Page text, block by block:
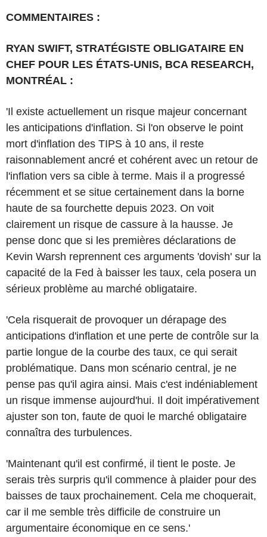
COMMENTAIRES :
RYAN SWIFT, STRATÉGISTE OBLIGATAIRE EN
CHEF POUR LES ÉTATS-UNIS, BCA RESEARCH,
MONTRÉAL :
'Il existe actuellement un risque majeur concernant
les anticipations d'inflation. Si l'on observe le point
mort d'inflation des TIPS à 10 ans, il reste
raisonnablement ancré et cohérent avec un retour de
l'inflation vers sa cible à terme. Mais il a progressé
récemment et se situe certainement dans la borne
haute de sa fourchette depuis 2023. On voit
clairement un risque de cassure à la hausse. Je
pense donc que si les premières déclarations de
Kevin Warsh reprennent ces arguments 'dovish' sur la
capacité de la Fed à baisser les taux, cela posera un
sérieux problème au marché obligataire.
'Cela risquerait de provoquer un dérapage des
anticipations d'inflation et une perte de contrôle sur la
partie longue de la courbe des taux, ce qui serait
problématique. Dans mon scénario central, je ne
pense pas qu'il agira ainsi. Mais c'est indéniablement
un risque immense aujourd'hui. Il doit impérativement
ajuster son ton, faute de quoi le marché obligataire
connaîtra des turbulences.
'Maintenant qu'il est confirmé, il tient le poste. Je
serais très surpris qu'il commence à plaider pour des
baisses de taux prochainement. Cela me choquerait,
car il me semble très difficile de construire un
argumentaire économique en ce sens.'